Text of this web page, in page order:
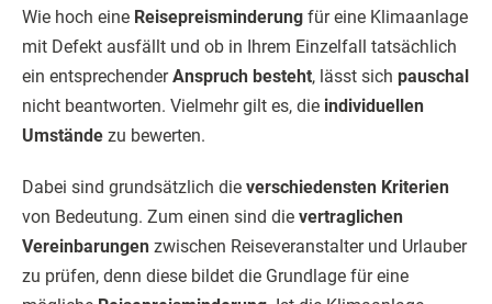
Wie hoch eine Reisepreisminderung für eine Klimaanlage
mit Defekt ausfällt und ob in Ihrem Einzelfall tatsächlich
ein entsprechenderAnspruch besteht, lässt sich pauschal
nicht beantworten. Vielmehr gilt es, die individuellen
Umstände zu bewerten.
Dabei sind grundsätzlich die verschiedensten Kriterien
von Bedeutung. Zum einen sind die vertraglichen
Vereinbarungen zwischen Reiseveranstalter und Urlauber
zu prüfen, denn diese bildet die Grundlage für eine